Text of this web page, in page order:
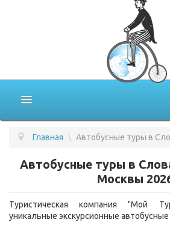
ПОДБОР ТУРА
ГОРЯЩИЕ ТУРЫ
УСЛУГИ
Главная \ Автобусные туры в
Автобусные туры в
Москвы
Туристическая компания "Мой
уникальные экскурсионные